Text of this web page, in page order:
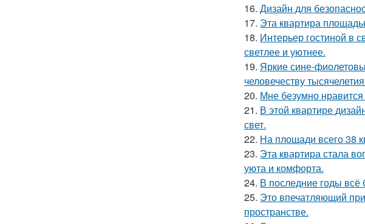
16. Дизайн для
17. Эта квартира
18. Интерьер гостиной в
светлее и уютнее.
19. Яркие сине-
человечеству
20. Мне безумно
21. В этой квартире
свет.
22. На площади всего 38
23. Эта квартира стала
уюта и комфорта.
24. В последние годы всё
25. Это впечатляющий
пространстве.